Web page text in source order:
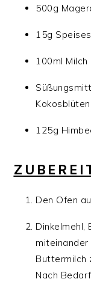
500g
15g
100ml
125g
Den Ofen
Dinkelmehl,
miteinander
Buttermilch
Nach